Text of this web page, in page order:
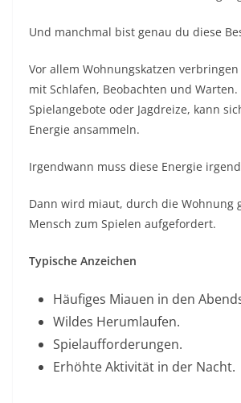
Und manchmal bist genau du diese
Vor allem Wohnungskatzen
mit Schlafen, Beobachten und Warten.
Spielangebote oder Jagdreize, kann
Energie ansammeln.
Irgendwann muss diese Energie
Dann wird miaut, durch die Wohnung
Mensch zum Spielen aufgefordert.
Typische Anzeichen
Häufiges Miauen in den
Wildes Herumlaufen.
Spielaufforderungen.
Erhöhte Aktivität in der Nacht.